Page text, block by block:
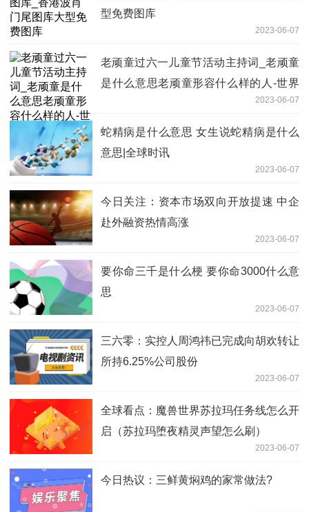
型免费图库
2023-06-07
老顽童过六一儿童节活动主持词_老顽童
是什么意思老顽童形容什么样的人-世界
2023-06-07
蛇精病是什么意思 女生说蛇精病是什么
意思|全球时讯
2023-06-07
今日关注：资本市场双向开放提速 中企
赴外融资热情高涨
2023-06-07
要你命三千是什么梗 要你命3000什么意
思
2023-06-07
三六零：实控人周鸿祎已完成向胡欢转让
所持6.25%公司股份
2023-06-07
全球看点：魔兽世界苏拉玛任务线怎么开
启（苏拉玛堕夜精灵声望怎么刷）
2023-06-07
今日热议：三鲜黄焖鸡的家常做法?